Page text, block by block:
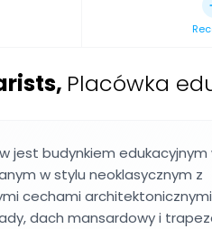
, Placówka
jest budynkiem edukacyjnym
w stylu neoklasycznym z
cechami
dach mansardowy i